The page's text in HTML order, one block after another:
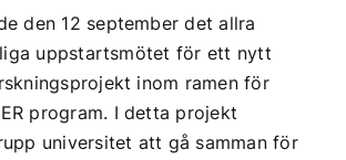
den 12 september det allra
uppstartsmötet för ett nytt
inom ramen för
program. I detta projekt
universitet att gå samman för